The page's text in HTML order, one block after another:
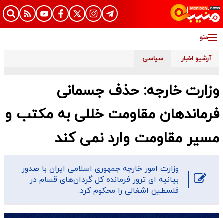
منو
آرشیو اخبار سیاسی
وزارت خارجه: حذف جسمانی
فرماندهان مقاومت خللی به مکتب و
مسیر مقاومت وارد نمی کند
وزارت امور خارجه جمهوری اسلامی ایران با صدور
بیانیه ای ترور فرمانده کل گردان‌های قسام در
فلسطین اشغالی را محکوم کرد.